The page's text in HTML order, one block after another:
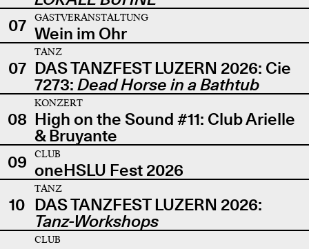
07
GASTVERANSTALTUNG
Wein im Ohr
07
TANZ
DAS TANZFEST LUZERN 2026: Cie
7273: Dead Horse in a Bathtub
08
KONZERT
High on the Sound #11: Club Arielle
& Bruyante
09
CLUB
oneHSLU Fest 2026
10
TANZ
DAS TANZFEST LUZERN 2026:
Tanz-Workshops
CLUB